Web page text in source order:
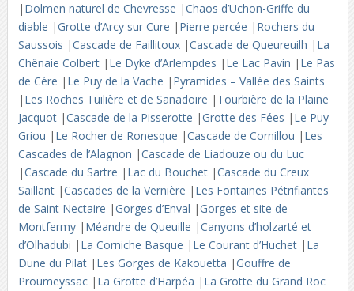
| Dolmen naturel de Chevresse |Chaos d’Uchon-Griffe du
diable |Grotte d’Arcy sur Cure | Pierre percée | Rochers du
Saussois |Cascade de Faillitoux |Cascade de Queureuilh | La
Chênaie Colbert | Le Dyke d’Arlempdes | Le Lac Pavin | Le Pas
de Cére | Le Puy de la Vache | Pyramides – Vallée des Saints
| Les Roches Tuilière et de Sanadoire | Tourbière de la Plaine
Jacquot |Cascade de la Pisserotte |Grotte des Fées | Le Puy
Griou | Le Rocher de Ronesque |Cascade de Cornillou | Les
Cascades de l’Alagnon |Cascade de Liadouze ou du Luc
|Cascade du Sartre | Lac du Bouchet |Cascade du Creux
Saillant |Cascades de la Vernière | Les Fontaines Pétrifiantes
de Saint Nectaire |Gorges d’Enval |Gorges et site de
Montfermy | Méandre de Queuille |Canyons d’holzarté et
d’Olhadubi | La Corniche Basque | Le Courant d’Huchet | La
Dune du Pilat | Les Gorges de Kakouetta |Gouffre de
Proumeyssac | La Grotte d’Harpéa | La Grotte du Grand Roc